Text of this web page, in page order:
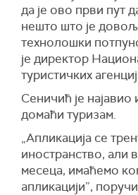
да је ово први пут
нешто што је
технолошки
је директор
туристичких
Сеничић је
домаћи туризам.
„Апликација се
иностранство, али
месеца, имаћемо
апликацији”,